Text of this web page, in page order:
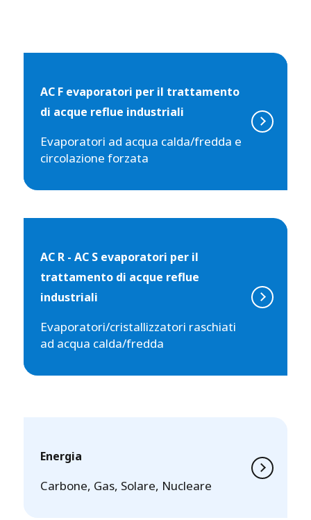
AC F evaporatori per il trattamento
di acque reflue industriali
Evaporatori ad acqua calda/fredda e
circolazione forzata
AC R - AC S evaporatori per il
trattamento di acque reflue
industriali
Evaporatori/cristallizzatori raschiati
ad acqua calda/fredda
Energia
Carbone, Gas, Solare, Nucleare